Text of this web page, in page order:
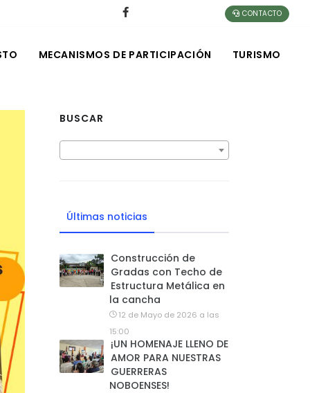
CONTACTO
MECANISMOS DE PARTICIPACIÓN TURISMO
BUSCAR
Últimas noticias
Construcción de
Gradas con Techo de
Estructura Metálica en
la cancha
12 de Mayo de 2026 a las
15:00
¡UN HOMENAJE LLENO DE
AMOR PARA NUESTRAS
GUERRERAS
NOBOENSES!